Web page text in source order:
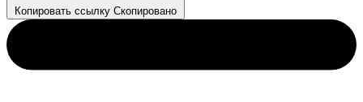
Копировать ссылку Скопировано